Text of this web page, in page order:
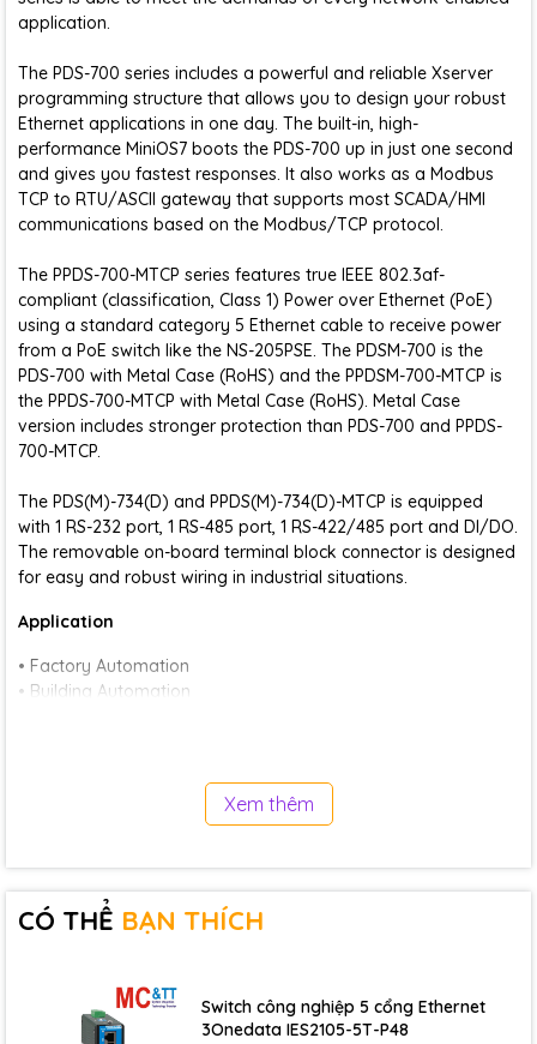
application.
The PDS-700 series includes a powerful and reliable Xserver
programming structure that allows you to design your robust
Ethernet applications in one day. The built-in, high-
performance MiniOS7 boots the PDS-700 up in just one second
and gives you fastest responses. It also works as a Modbus
TCP to RTU/ASCII gateway that supports most SCADA/HMI
communications based on the Modbus/TCP protocol.
The PPDS-700-MTCP series features true IEEE 802.3af-
compliant (classification, Class 1) Power over Ethernet (PoE)
using a standard category 5 Ethernet cable to receive power
from a PoE switch like the NS-205PSE. The PDSM-700 is the
PDS-700 with Metal Case (RoHS) and the PPDSM-700-MTCP is
the PPDS-700-MTCP with Metal Case (RoHS). Metal Case
version includes stronger protection than PDS-700 and PPDS-
700-MTCP.
The PDS(M)-734(D) and PPDS(M)-734(D)-MTCP is equipped
with 1 RS-232 port, 1 RS-485 port, 1 RS-422/485 port and DI/DO.
The removable on-board terminal block connector is designed
for easy and robust wiring in industrial situations.
Application
• Factory Automation
• Building Automation
EEPROM
erase/write cycles.
512 KB
Xem thêm
CÓ THỂ BẠN THÍCH
Switch công nghiệp 5 cổng Ethernet
3Onedata IES2105-5T-P48